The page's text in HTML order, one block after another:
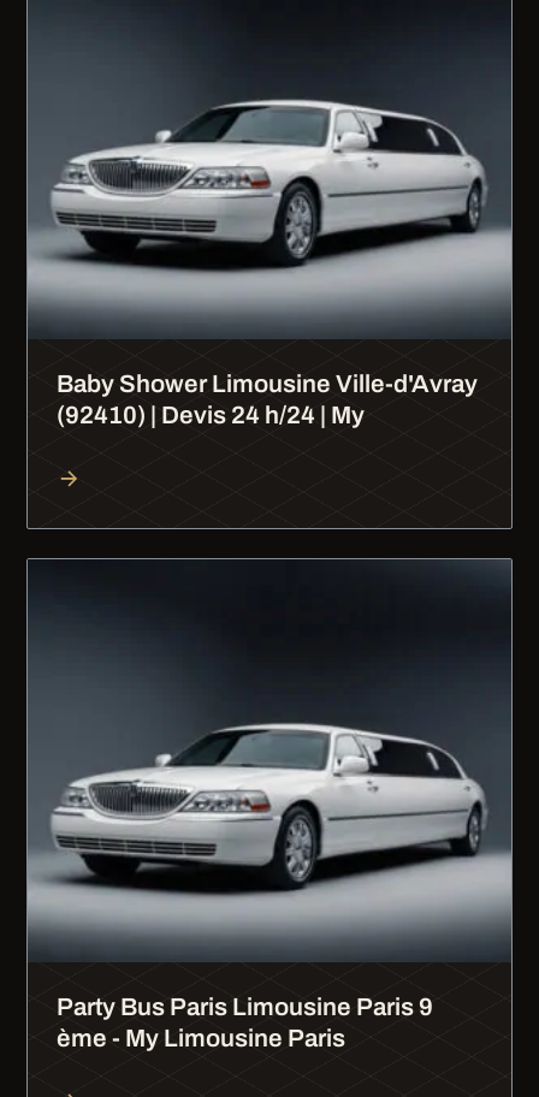
Baby Shower Limousine Ville-d'Avray
(92410) | Devis 24 h/24 | My
Party Bus Paris Limousine Paris 9
ème - My Limousine Paris